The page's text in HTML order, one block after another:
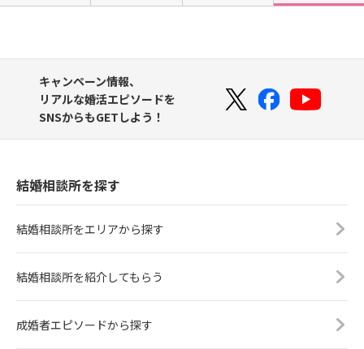
キャンペーン情報、
リアルな婚活エピソードを
SNSからもGETしよう！
結婚相談所を探す
結婚相談所をエリアから探す
結婚相談所を紹介してもらう
成婚者エピソードから探す